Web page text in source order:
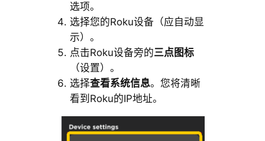
选项。
选择您的Roku设备（应自动显
示）。
点击Roku设备旁的三点图标
（设置）。
选择查看系统信息。您将清晰
看到Roku的IP地址。